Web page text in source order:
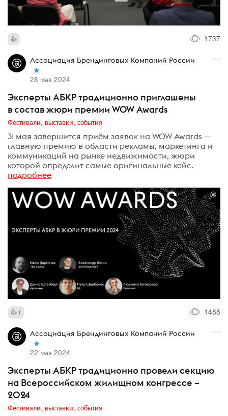
1737
Ассоциация Брендинговых Компаний России
28 мая 2024
Эксперты АБКР традиционно приглашены
в состав жюри премии WOW Awards
Фестивали, выставки, события
31 мая завершится приём заявок на WOW Awards —
главную премию в области рекламы, маркетинга и
коммуникаций на рынке недвижимости, жюри
которой определит самые оригинальные кейс.
подробнее
1 1488
Ассоциация Брендинговых Компаний России
22 мая 2024
Эксперты АБКР традиционно провели секцию
на Всероссийском жилищном конгрессе –
2024
Фестивали, выставки, события